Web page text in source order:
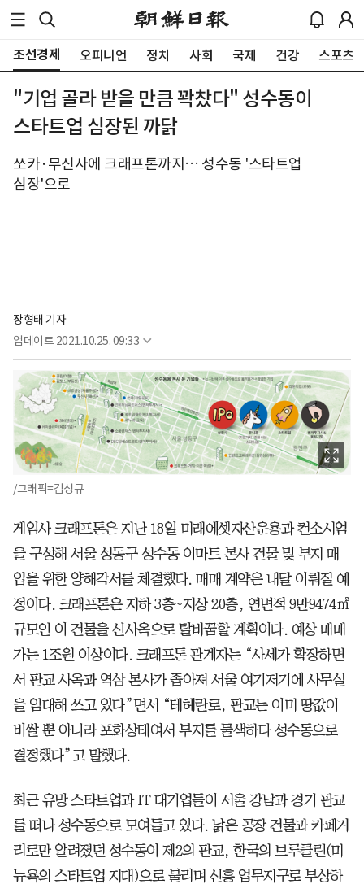
조선경제 오피니언 정치 사회 국제 건강 스포츠
"기업 골라 받을 만큼 꽉찼다" 성수동이
스타트업 심장된 까닭
쏘카·무신사에 크래프톤까지… 성수동 '스타트업
심장'으로
장형태 기자
업데이트 2021.10.25. 09:33
/그래픽=김성규
게임사 크래프톤은 지난 18일 미래에셋자산운용과 컨소시엄
을 구성해 서울 성동구 성수동 이마트 본사 건물 및 부지 매
입을 위한 양해각서를 체결했다. 매매 계약은 내달 이뤄질 예
정이다. 크래프톤은 지하 3층~지상 20층, 연면적 9만9474㎡
규모인 이 건물을 신사옥으로 탈바꿈할 계획이다. 예상 매매
가는 1조원 이상이다. 크래프톤 관계자는 “사세가 확장하면
서 판교 사옥과 역삼 본사가 좁아져 서울 여기저기에 사무실
을 임대해 쓰고 있다”면서 “테헤란로, 판교는 이미 땅값이
비쌀 뿐 아니라 포화상태여서 부지를 물색하다 성수동으로
결정했다”고 말했다.
최근 유망 스타트업과 IT 대기업들이 서울 강남과 경기 판교
를 떠나 성수동으로 모여들고 있다. 낡은 공장 건물과 카페거
리로만 알려졌던 성수동이 제2의 판교, 한국의 브루클린(미
뉴욕의 스타트업 지대)으로 불리며 신흥 업무지구로 부상하